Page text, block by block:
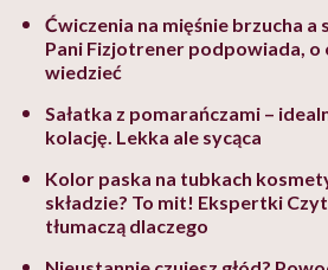
Ćwiczenia na mięśnie brzucha a
Pani Fizjotrener podpowiada, o
wiedzieć
Sałatka z pomarańczami –
kolację. Lekka ale sycąca
Kolor paska na tubkach
składzie? To mit! Ekspertki
tłumaczą dlaczego